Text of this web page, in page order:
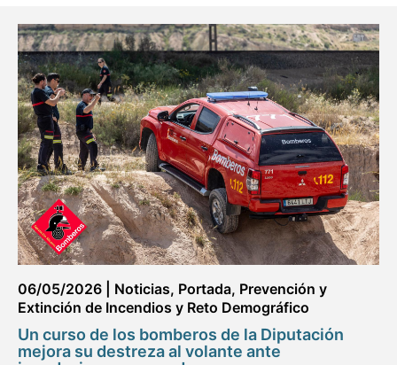
06/05/2026 Noticias, Portada, Prevención y
Extinción de Incendios y Reto Demográfico
Un curso de los bomberos de la Diputación
mejora su destreza al volante ante